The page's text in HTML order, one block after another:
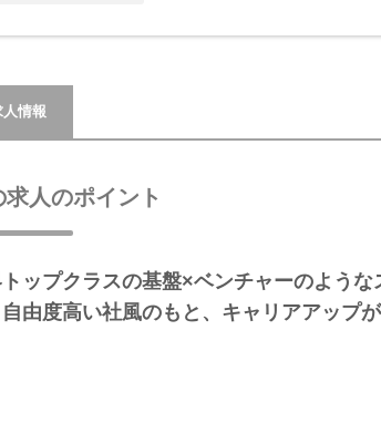
人情報
求人のポイント
ップクラスの基盤×ベンチャーのような
由度高い社風のもと、キャリアアップが